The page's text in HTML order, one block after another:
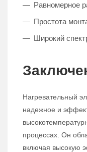
Равномерное
Простота
Широкий
Нагревательный
надежное и
процессах. Он
включая высокую